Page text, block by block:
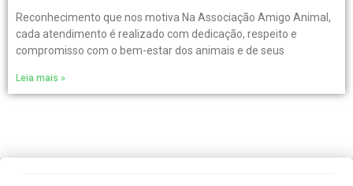
Reconhecimento que nos motiva Na Associação Amigo Animal,
cada atendimento é realizado com dedicação, respeito e
compromisso com o bem-estar dos animais e de seus
Leia mais »